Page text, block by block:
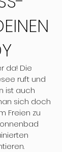
da! Die
ruft und
ist auch
sich doch
Freien zu